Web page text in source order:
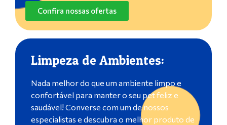
Confira nossas ofertas
Limpeza de Ambientes:
Nada melhor do que um ambiente limpo e
confortável para manter o seu pet feliz e
saudável! Converse com um de nossos
especialistas e descubra o melhor produto de